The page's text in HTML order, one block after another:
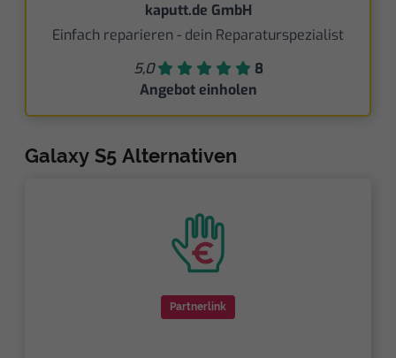
kaputt.de GmbH
Einfach reparieren - dein Reparaturspezialist
5,0
8
Angebot einholen
Galaxy S5 Alternativen
Partnerlink